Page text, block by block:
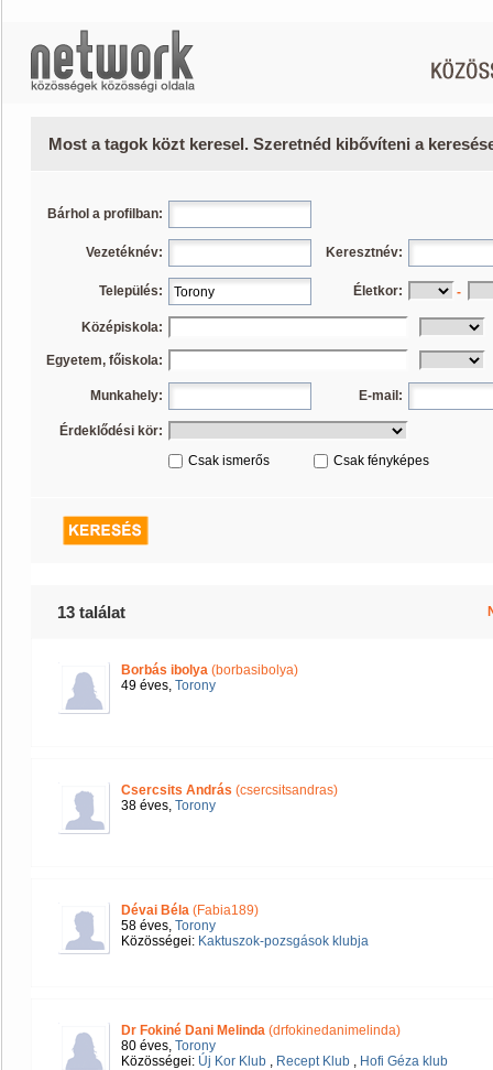
Most a tagok közt keresel. Szeretnéd kibővíteni a
Bárhol a profilban:
Vezetéknév: Keresztnév:
Település: Életkor: -
Középiskola:
Egyetem, főiskola:
Munkahely: E-mail:
Érdeklődési kör:
Csak ismerős
Csak fényképes
13 találat
Borbás ibolya (borbasibolya)
49 éves, Torony
Csercsits András (csercsitsandras)
38 éves, Torony
Dévai Béla (Fabia189)
58 éves, Torony
Közösségei: Kaktuszok-pozsgások klubja
Dr Fokiné Dani Melinda (drfokinedanimelinda)
80 éves, Torony
Közösségei: Új Kor Klub , Recept Klub , Hofi Géza klub